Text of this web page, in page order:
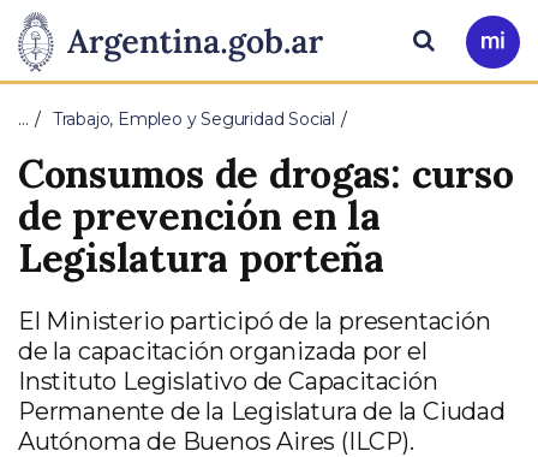
Presidencia
de
la
Nación
Pasar al contenido principal
Ir
a
Buscar
… Trabajo, Empleo y Seguridad Social
Consumos de drogas: curso
de prevención en la
Legislatura porteña
El Ministerio participó de la presentación
de la capacitación organizada por el
Instituto Legislativo de Capacitación
Permanente de la Legislatura de la Ciudad
Autónoma de Buenos Aires (ILCP).